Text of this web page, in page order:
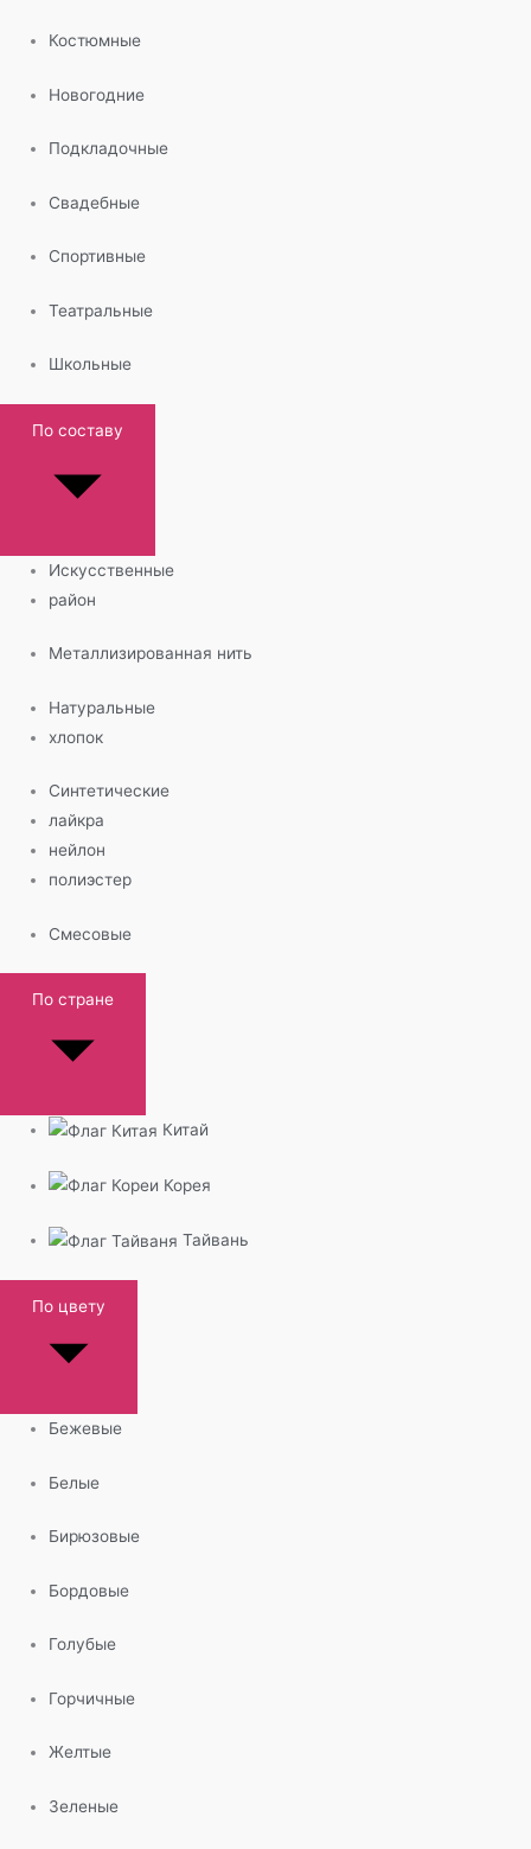
Костюмные
Новогодние
Подкладочные
Свадебные
Спортивные
Театральные
Школьные
По составу
Искусственные
район
Металлизированная нить
Натуральные
хлопок
Синтетические
лайкра
нейлон
полиэстер
Смесовые
По стране
Китай
Корея
Тайвань
По цвету
Бежевые
Белые
Бирюзовые
Бордовые
Голубые
Горчичные
Желтые
Зеленые